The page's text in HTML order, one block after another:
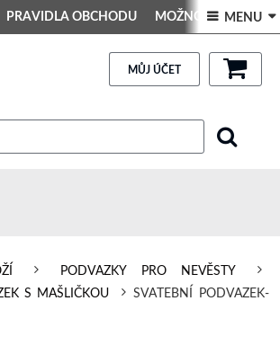
PRAVIDLA OBCHODU MOŽNOSTI PLATBY
DO INTERIÉRU Kontakt GALERIE
 MENU 
MŮJ ÚČET
PODVAZKY PRO NEVĚSTY
S MAŠLIČKOU
SVATEBNÍ PODVAZEK-